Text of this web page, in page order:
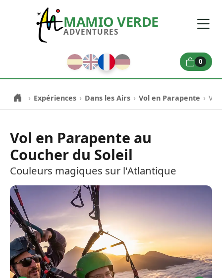
MAMIO VERDE
ADVENTURES
0
› Expériences › Dans les Airs › Vol en Parapente › Vol
Vol en Parapente au
Coucher du Soleil
Couleurs magiques sur l'Atlantique